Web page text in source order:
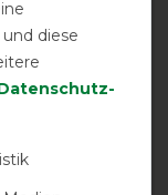
Health +
& Cold
€
MERKEN
diese